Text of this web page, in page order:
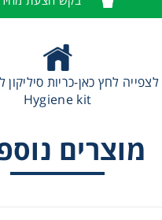
לצפייה לחץ כאן-כריות סיליקון
Hygiene kit
מוצרים
כריות לאוזניות - Hygiene kit PVC